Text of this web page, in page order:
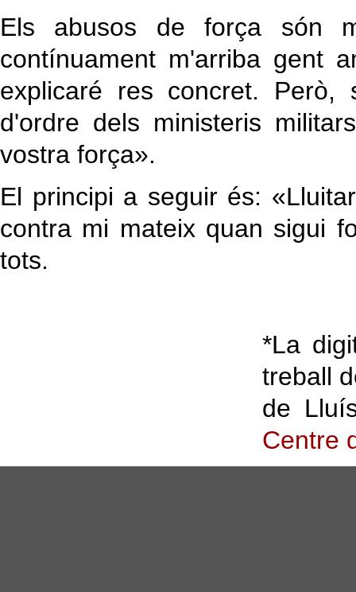
Els abusos de força són
contínuament m'arriba gent
explicaré res concret.
d'ordre dels ministeris
vostra força».
El principi a seguir és:
contra mi mateix quan sigui
tots.
*La
treball
de
Centre